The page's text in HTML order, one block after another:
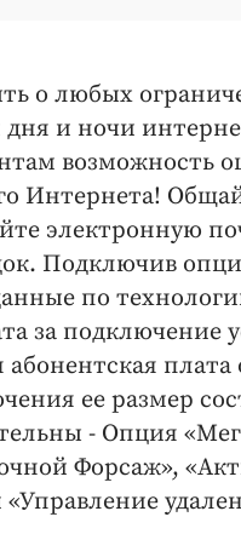
о любых
и ночи
возможность
Интернета!
электронную
Подключив
по
за подключение
ее размер
- Опция
Форсаж»,
«Управление